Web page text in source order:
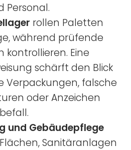
Personal.
rollen Paletten
während prüfende
kontrollieren. Eine
schärft den Blick
Verpackungen, falsche
oder Anzeichen
und Gebäudepflege
Sanitäranlagen